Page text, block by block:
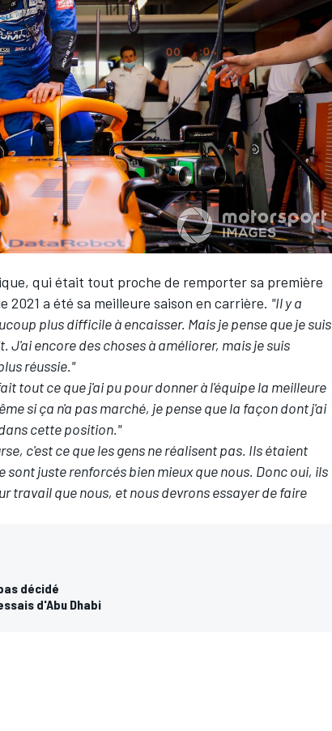
qui était tout proche de remporter sa première
2021 a été sa meilleure saison en carrière. "Il y a
plus difficile à encaisser. Mais je pense que je suis
J'ai encore des choses à améliorer, mais je suis
réussie."
tout ce que j'ai pu pour donner à l'équipe la meilleure
si ça n'a pas marché, je pense que la façon dont j'ai
cette position."
c'est ce que les gens ne réalisent pas. Ils étaient
juste renforcés bien mieux que nous. Donc oui, ils
travail que nous, et nous devrons essayer de faire
décidé
d'Abu Dhabi